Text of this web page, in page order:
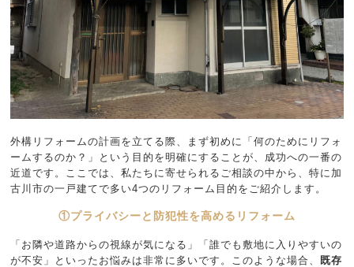
外構リフォームの計画を立てる際、まず初めに「何のためにリフォ
ームするのか？」という目的を明確にすることが、成功への一番の
近道です。ここでは、私たちに寄せられるご相談の中から、特に加
古川市の一戸建てで多い4つのリフォーム目的をご紹介します。
①プライバシーと防犯性を高めるリフォーム
「お隣や道路からの視線が気になる」「誰でも敷地に入りやすいの
が不安」といったお悩みは非常に多いです。このような場合、 既存